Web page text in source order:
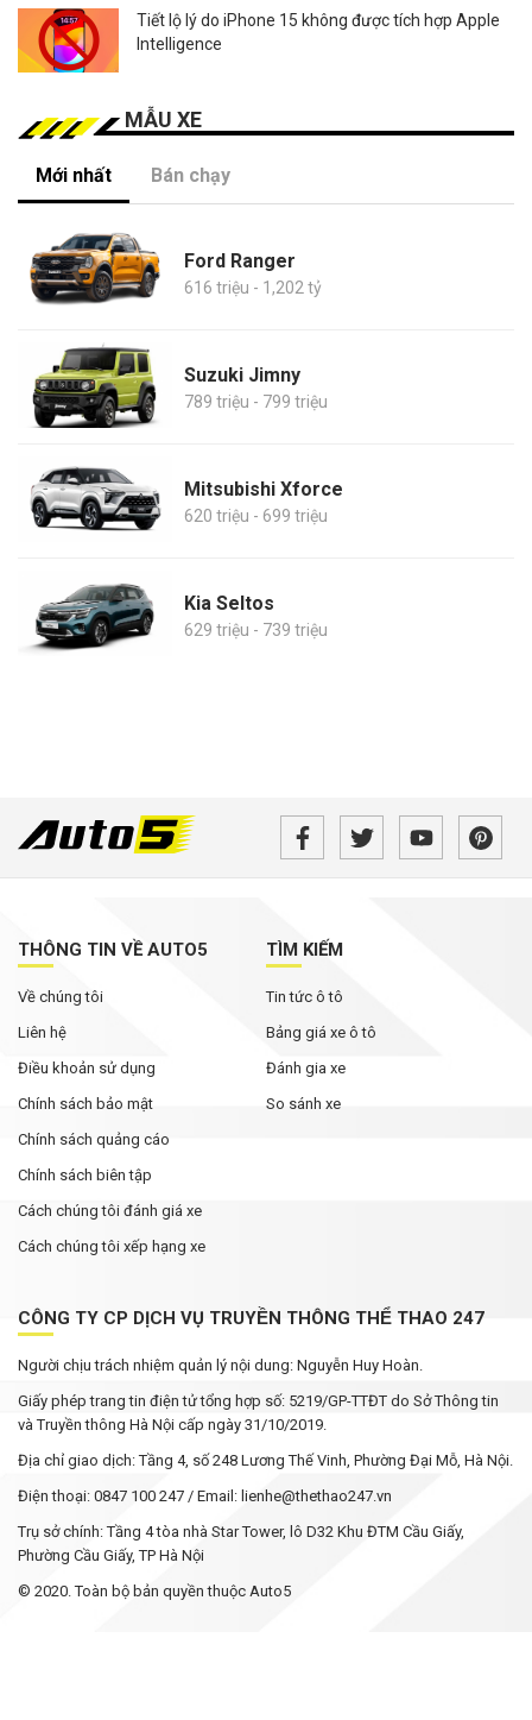
Tiết lộ lý do iPhone 15 không được tích hợp Apple
Intelligence
MẪU XE
Mới nhất Bán chạy
Ford Ranger
616 triệu - 1,202 tỷ
Suzuki Jimny
789 triệu - 799 triệu
Mitsubishi Xforce
620 triệu - 699 triệu
Kia Seltos
629 triệu - 739 triệu
THÔNG TIN VỀ AUTO5
Về chúng tôi
Liên hệ
Điều khoản sử dụng
Chính sách bảo mật
Chính sách quảng cáo
Chính sách biên tập
Cách chúng tôi đánh giá xe
Cách chúng tôi xếp hạng xe
TÌM KIẾM
Tin tức ô tô
Bảng giá xe ô tô
Đánh gia xe
So sánh xe
CÔNG TY CP DỊCH VỤ TRUYỀN THÔNG THỂ THAO 247
Người chịu trách nhiệm quản lý nội dung: Nguyễn Huy Hoàn.
Giấy phép trang tin điện tử tổng hợp số: 5219/GP-TTĐT do Sở Thông tin
và Truyền thông Hà Nội cấp ngày 31/10/2019.
Địa chỉ giao dịch: Tầng 4, số 248 Lương Thế Vinh, Phường Đại Mỗ, Hà Nội.
Điện thoại: 0847 100 247 / Email: lienhe@thethao247.vn
Trụ sở chính: Tầng 4 tòa nhà Star Tower, lô D32 Khu ĐTM Cầu Giấy,
Phường Cầu Giấy, TP Hà Nội
© 2020. Toàn bộ bản quyền thuộc Auto5